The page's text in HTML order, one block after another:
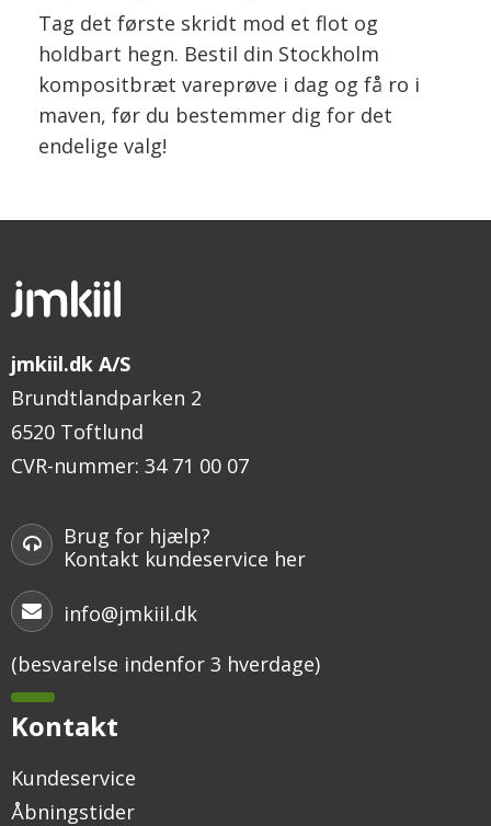
Tag det første skridt mod et flot og
holdbart hegn. Bestil din Stockholm
kompositbræt vareprøve i dag og få ro i
maven, før du bestemmer dig for det
endelige valg!
jmkiil.dk A/S
Brundtlandparken 2
6520 Toftlund
CVR-nummer: 34 71 00 07
Brug for hjælp?
Kontakt kundeservice her
info@jmkiil.dk
(besvarelse indenfor 3 hverdage)
Kontakt
Kundeservice
Åbningstider